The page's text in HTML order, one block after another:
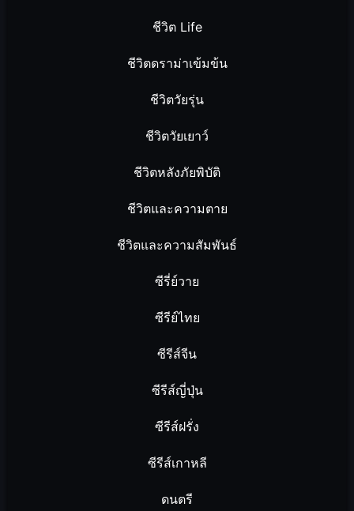
ชีวิต Life
ชีวิตดราม่าเข้มข้น
ชีวิตวัยรุ่น
ชีวิตวัยเยาว์
ชีวิตหลังภัยพิบัติ
ชีวิตและความตาย
ชีวิตและความสัมพันธ์
ซีรี่ย์วาย
ซีรีย์ไทย
ซีรีส์จีน
ซีรีส์ญี่ปุ่น
ซีรีส์ฝรั่ง
ซีรีส์เกาหลี
ดนตรี